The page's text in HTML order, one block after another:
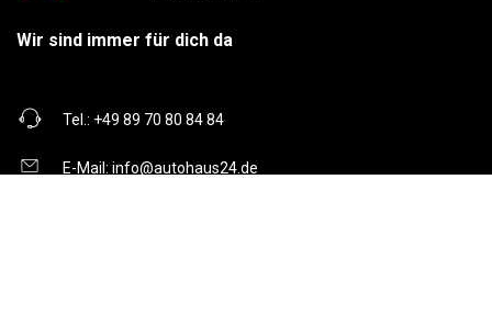
Wir sind immer für dich da
Tel.: +49 89 70 80 84 84
E-Mail: info@autohaus24.de